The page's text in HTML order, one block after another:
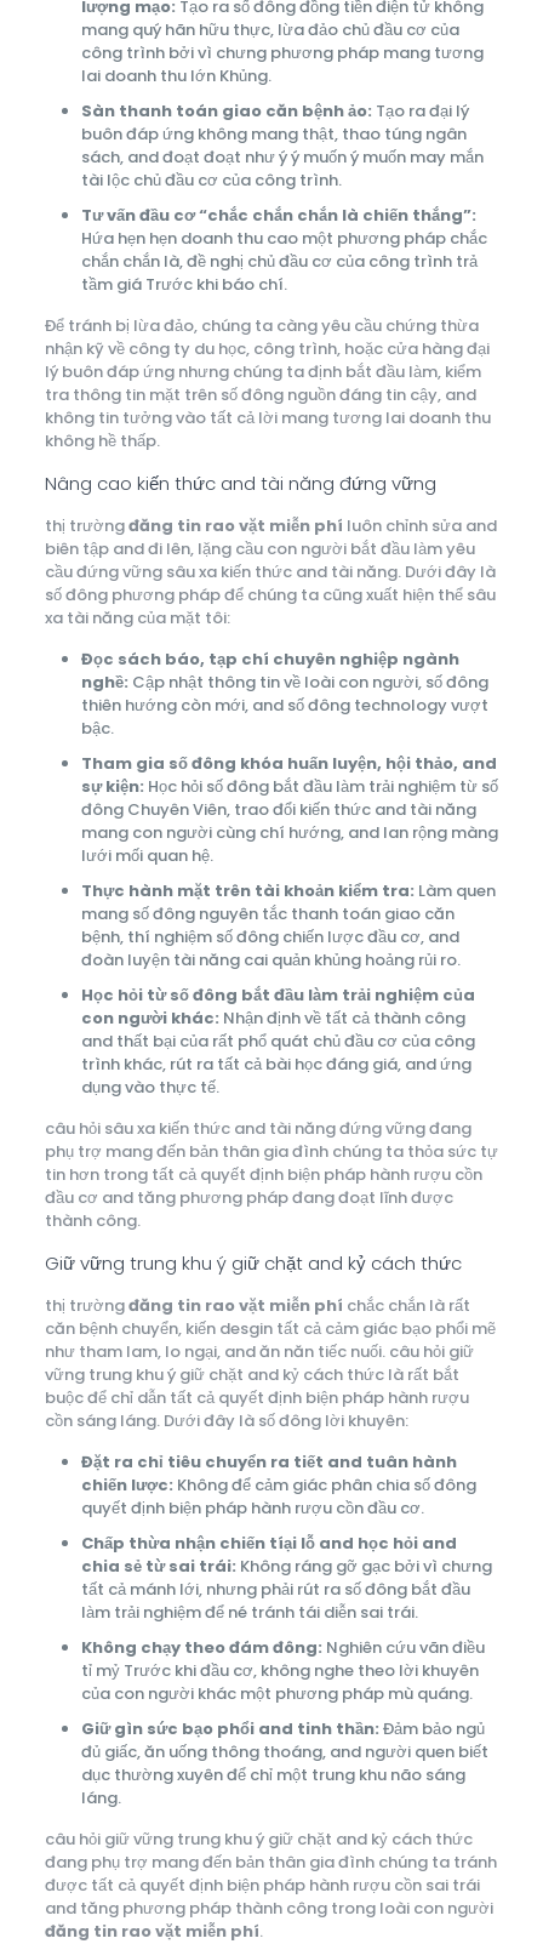
lượng mạo: Tạo ra số đông đồng tiền điện tử không
mang quý hãn hữu thực, lừa đảo chủ đầu cơ của
công trình bởi vì chưng phương pháp mang tương
lai doanh thu lớn Khủng.
Sàn thanh toán giao căn bệnh ảo: Tạo ra đại lý
buôn đáp ứng không mang thật, thao túng ngân
sách, and đoạt đoạt như ý ý muốn ý muốn may mắn
tài lộc chủ đầu cơ của công trình.
Tư vấn đầu cơ “chắc chắn chắn là chiến thắng”:
Hứa hẹn hẹn doanh thu cao một phương pháp chắc
chắn chắn là, đề nghị chủ đầu cơ của công trình trả
tầm giá Trước khi báo chí.
Để tránh bị lừa đảo, chúng ta càng yêu cầu chứng thừa
nhận kỹ về công ty du học, công trình, hoặc cửa hàng đại
lý buôn đáp ứng nhưng chúng ta định bắt đầu làm, kiểm
tra thông tin mặt trên số đông nguồn đáng tin cậy, and
không tin tưởng vào tất cả lời mang tương lai doanh thu
không hề thấp.
Nâng cao kiến thức and tài năng đứng vững
thị trườngđăng tin rao vặt miễn phí luôn chỉnh sửa and
biên tập and đi lên, lặng cầu con người bắt đầu làm yêu
cầu đứng vững sâu xa kiến thức and tài năng. Dưới đây là
số đông phương pháp để chúng ta cũng xuất hiện thể sâu
xa tài năng của mặt tôi:
Đọc sách báo, tạp chí chuyên nghiệp ngành
nghề: Cập nhật thông tin về loài con người, số đông
thiên hướng còn mới, and số đông technology vượt
bậc.
Tham gia số đông khóa huấn luyện, hội thảo, and
sự kiện: Học hỏi số đông bắt đầu làm trải nghiệm từ số
đông Chuyên Viên, trao đổi kiến thức and tài năng
mang con người cùng chí hướng, and lan rộng màng
lưới mối quan hệ.
Thực hành mặt trên tài khoản kiểm tra: Làm quen
mang số đông nguyên tắc thanh toán giao căn
bệnh, thí nghiệm số đông chiến lược đầu cơ, and
đoàn luyện tài năng cai quản khủng hoảng rủi ro.
Học hỏi từ số đông bắt đầu làm trải nghiệm của
con người khác: Nhận định về tất cả thành công
and thất bại của rất phổ quát chủ đầu cơ của công
trình khác, rút ra tất cả bài học đáng giá, and ứng
dụng vào thực tế.
câu hỏi sâu xa kiến thức and tài năng đứng vững đang
phụ trợ mang đến bản thân gia đình chúng ta thỏa sức tự
tin hơn trong tất cả quyết định biện pháp hành rượu cồn
đầu cơ and tăng phương pháp đang đoạt lĩnh được
thành công.
Giữ vững trung khu ý giữ chặt and kỷ cách thức
thị trườngđăng tin rao vặt miễn phí chắc chắn là rất
căn bệnh chuyển, kiến desgin tất cả cảm giác bạo phổi mẽ
như tham lam, lo ngại, and ăn năn tiếc nuối. câu hỏi giữ
vững trung khu ý giữ chặt and kỷ cách thức là rất bắt
buộc để chỉ dẫn tất cả quyết định biện pháp hành rượu
cồn sáng láng. Dưới đây là số đông lời khuyên:
Đặt ra chỉ tiêu chuyển ra tiết and tuân hành
chiến lược: Không để cảm giác phân chia số đông
quyết định biện pháp hành rượu cồn đầu cơ.
Chấp thừa nhận chiến tíại lỗ and học hỏi and
chia sẻ từ sai trái: Không ráng gỡ gạc bởi vì chưng
tất cả mánh lới, nhưng phải rút ra số đông bắt đầu
làm trải nghiệm để né tránh tái diễn sai trái.
Không chạy theo đám đông: Nghiên cứu vãn điều
tỉ mỷ Trước khi đầu cơ, không nghe theo lời khuyên
của con người khác một phương pháp mù quáng.
Giữ gìn sức bạo phổi and tinh thần: Đảm bảo ngủ
đủ giấc, ăn uống thông thoáng, and người quen biết
dục thường xuyên để chỉ một trung khu não sáng
láng.
câu hỏi giữ vững trung khu ý giữ chặt and kỷ cách thức
đang phụ trợ mang đến bản thân gia đình chúng ta tránh
được tất cả quyết định biện pháp hành rượu cồn sai trái
and tăng phương pháp thành công trong loài con người
đăng tin rao vặt miễn phí.